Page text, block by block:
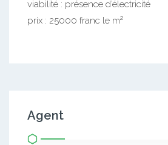
viabilité : présence d’électricité
prix : 25000 franc le m²
Agent